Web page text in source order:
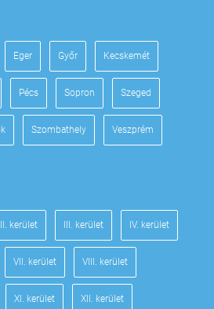
Eger Győr Kecskemét
Pécs Sopron Szeged
Szombathely Veszprém
II. kerület III. kerület IV. kerület
VII. kerület VIII. kerület
XI. kerület XII. kerület